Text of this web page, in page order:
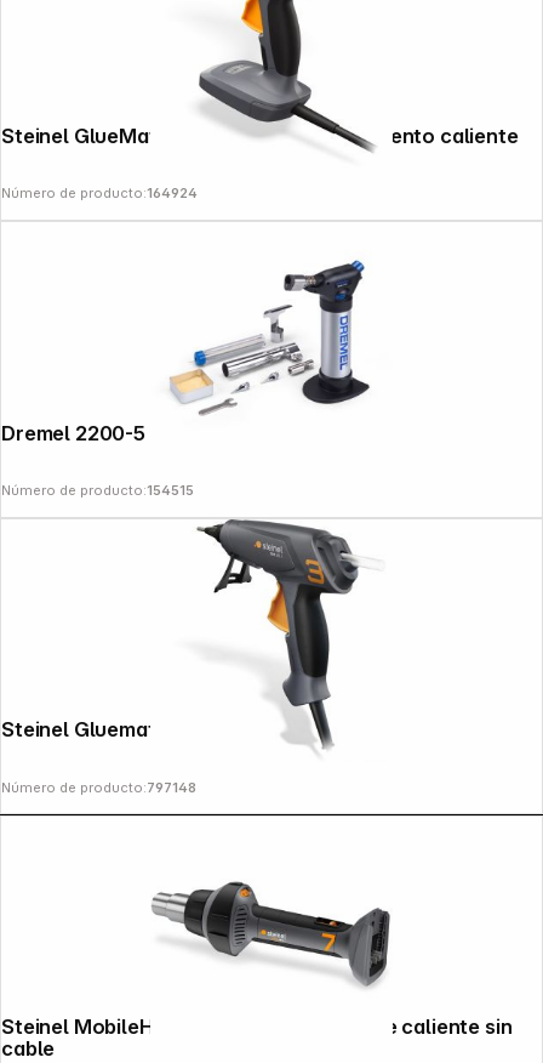
Steinel GlueMatic 5011 Pistola de pegamento caliente
Número de producto:164924
Dremel 2200-5 Versaflame
Número de producto:154515
Steinel Gluematic 3011 Case Glue Gun
Número de producto:797148
Steinel MobileHeat 7 Herramienta de aire caliente sin
cable
Copyright © 2000 - 2026 DIFOX. All rights reserved.